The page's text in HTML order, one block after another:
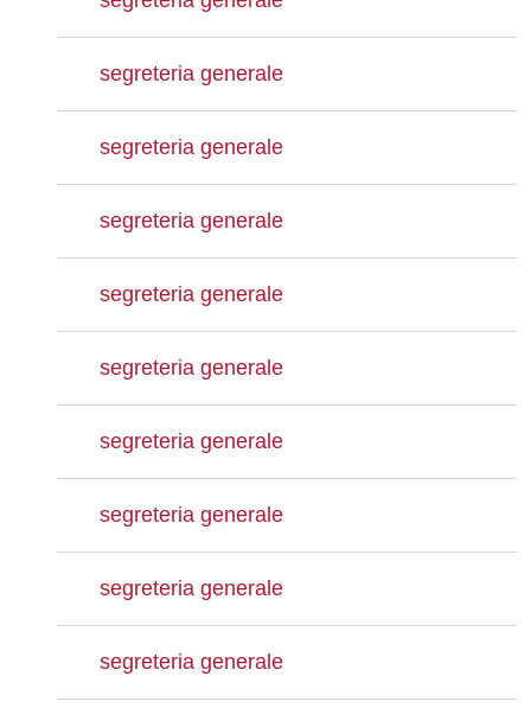
segreteria generale
segreteria generale
segreteria generale
segreteria generale
segreteria generale
segreteria generale
segreteria generale
segreteria generale
segreteria generale